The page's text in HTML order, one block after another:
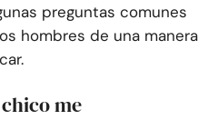
preguntas comunes
hombres de una manera
me